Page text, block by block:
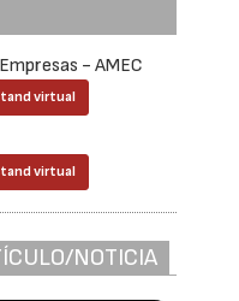
- AMEC
virtual
virtual
NOTICIA